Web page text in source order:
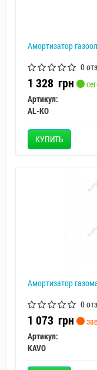
Амортизатор
0
1 328 грн
Артикул:
AL-KO
КУПИТЬ
Амортизатор
0
1 073 грн
Артикул:
KAVO